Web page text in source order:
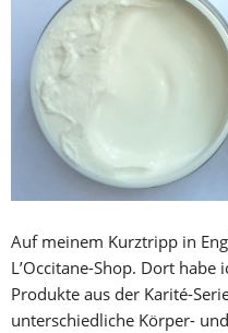
Auf meinem Kurztripp in
L’Occitane-Shop. Dort
Produkte aus der Karité-
unterschiedliche Körper-